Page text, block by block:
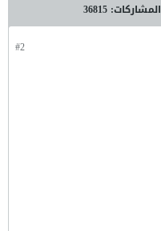
المشاركات: 36815
#2